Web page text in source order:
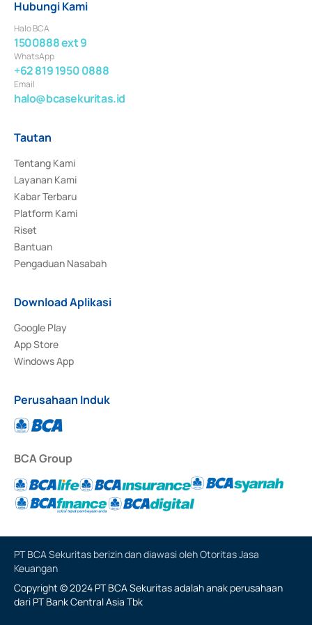
Hubungi Kami
Halo BCA
1500888 ext 9
WhatsApp
+62 819 1950 0888
Email
halo@bcasekuritas.id
Tautan
Tentang Kami
Layanan Kami
Kabar Terbaru
Platform Kami
Riset
Bantuan
Pengaduan Nasabah
Download Aplikasi
Google Play
App Store
Windows App
Perusahaan Induk
BCA Group
PT BCA Sekuritas berizin dan diawasi oleh Otoritas Jasa
Keuangan
Copyright © 2024 PT BCA Sekuritas adalah anak perusahaan
dari PT Bank Central Asia Tbk